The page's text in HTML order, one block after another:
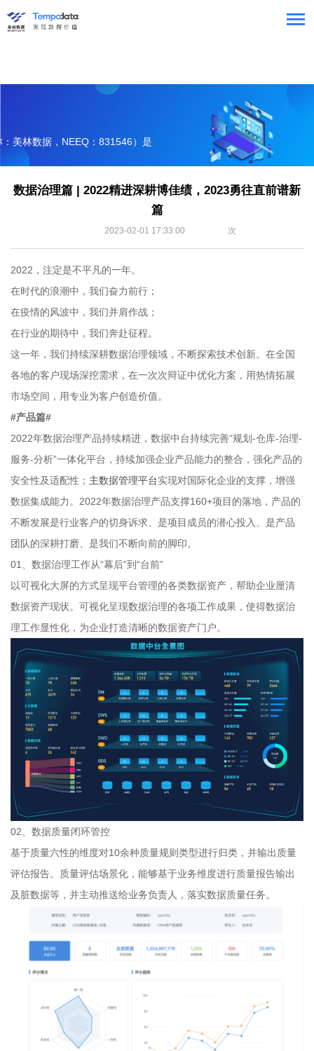
美林数据，NEEQ：831546）是
提供商。
数据治理篇 | 2022精进深耕博佳绩，2023勇往直前谱新
篇
2023-02-01 17:33:00 次
2022，注定是不平凡的一年。
在时代的浪潮中，我们奋力前行；
在疫情的风波中，我们并肩作战；
在行业的期待中，我们奔赴征程。
这一年，我们持续深耕数据治理领域，不断探索技术创新。在全国
各地的客户现场深挖需求，在一次次辩证中优化方案，用热情拓展
市场空间，用专业为客户创造价值。
#产品篇#
2022年数据治理产品持续精进，数据中台持续完善“规划-仓库-治理-
服务-分析”一体化平台，持续加强企业产品能力的整合，强化产品的
安全性及适配性； 主数据管理平台实现对国际化企业的支撑，增强
数据集成能力。2022年数据治理产品支撑160+项目的落地，产品的
不断发展是行业客户的切身诉求、是项目成员的潜心投入、是产品
团队的深耕打磨、是我们不断向前的脚印。
01、数据治理工作从“幕后”到“台前”
以可视化大屏的方式呈现平台管理的各类数据资产，帮助企业厘清
数据资产现状。可视化呈现数据治理的各项工作成果，使得数据治
理工作显性化，为企业打造清晰的数据资产门户。
02、数据质量闭环管控
基于质量六性的维度对10余种质量规则类型进行归类，并输出质量
评估报告。质量评估场景化，能够基于业务维度进行质量报告输出
及脏数据等，并主动推送给业务负责人，落实数据质量任务。